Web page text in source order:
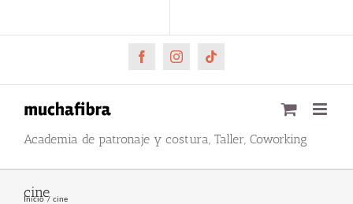
al
FacebookInstagramTiktok
Academia de patronaje y costura, Taller, Coworking
cine
Inicio cine